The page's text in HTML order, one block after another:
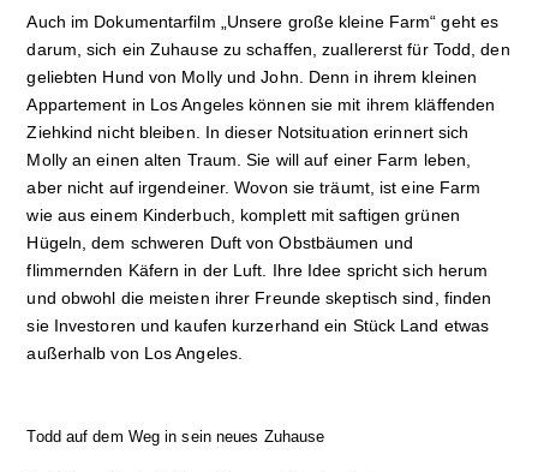
Auch im Dokumentarfilm „Unsere große kleine Farm“ geht es
darum, sich ein Zuhause zu schaffen, zuallererst für Todd, den
geliebten Hund von Molly und John. Denn in ihrem kleinen
Appartement in Los Angeles können sie mit ihrem kläffenden
Ziehkind nicht bleiben. In dieser Notsituation erinnert sich
Molly an einen alten Traum. Sie will auf einer Farm leben,
aber nicht auf irgendeiner. Wovon sie träumt, ist eine Farm
wie aus einem Kinderbuch, komplett mit saftigen grünen
Hügeln, dem schweren Duft von Obstbäumen und
flimmernden Käfern in der Luft. Ihre Idee spricht sich herum
und obwohl die meisten ihrer Freunde skeptisch sind, finden
sie Investoren und kaufen kurzerhand ein Stück Land etwas
außerhalb von Los Angeles.
Todd auf dem Weg in sein neues Zuhause